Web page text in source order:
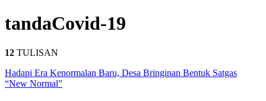
tandaCovid-19
12 TULISAN
Hadapi Era Kenormalan Baru, Desa Bringinan Bentuk Satgas
“New Normal”